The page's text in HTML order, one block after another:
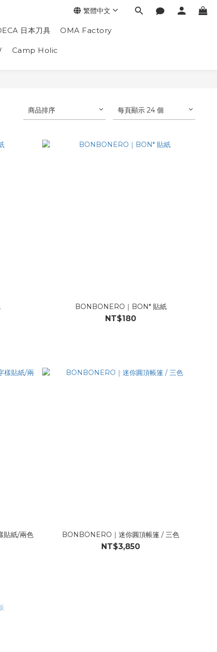
日本刀具 OMA Factory
Camp Holic
繁體中文
商品排序 每頁顯示 24 個
BONBONERO｜BON* 貼紙
NT$180
紙/兩色 BONBONERO｜迷你圓頂帳篷 / 三色
NT$3,850